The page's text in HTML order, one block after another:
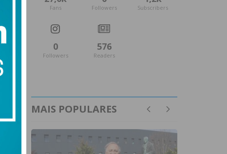
Fans Followers Subscribers
0
Followers
576
Readers
MAIS POPULARES